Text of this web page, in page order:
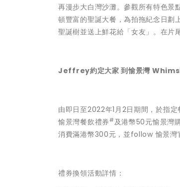
再漫步大白灣沙灘。參觀所有特色
頓豐富的聖誕大餐，為拍拖紀念日
聖誕樹並送上鮮花給「女友」。在
Jeffrey約定大家 到愉景灣
由即日至2022年1月2日期間，於指
愉景灣餐飲禮券#及港幣50元愉景灣
消費滿港幣300元，並follow 愉景
禮券換領活動詳情：